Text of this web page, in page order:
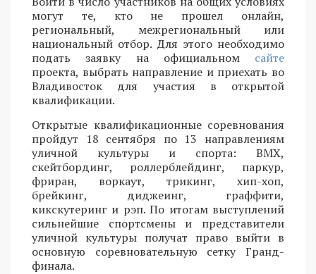
могут те, кто не прошел онлайн,
региональный, межрегиональный или
национальный отбор. Для этого необходимо
подать заявку на официальном сайте
проекта, выбрать направление и приехать во
Владивосток для участия в открытой
квалификации.
Открытые квалификационные соревнования
пройдут 18 сентября по 13 направлениям
уличной культуры и спорта: BMX,
скейтбординг, роллерблейдинг, паркур,
фриран, воркаут, трикинг, хип-хоп,
брейкинг, диджеинг, граффити,
кикскутеринг и рэп. По итогам выступлений
сильнейшие спортсмены и представители
уличной культуры получат право выйти в
основную соревновательную сетку Гранд-
финала.